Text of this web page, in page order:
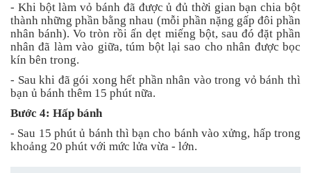
- Khi bột làm vỏ bánh đã được ủ đủ thời gian bạn chia bột
thành những phần bằng nhau (mỗi phần nặng gấp đôi phần
nhân bánh). Vo tròn rồi ấn dẹt miếng bột, sau đó đặt phần
nhân đã làm vào giữa, túm bột lại sao cho nhân được bọc
kín bên trong.
- Sau khi đã gói xong hết phần nhân vào trong vỏ bánh thì
bạn ủ bánh thêm 15 phút nữa.
Bước 4: Hấp bánh
- Sau 15 phút ủ bánh thì bạn cho bánh vào xửng, hấp trong
khoảng 20 phút với mức lửa vừa - lớn.